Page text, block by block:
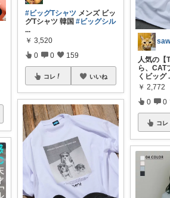
#ビッグTシャツ メンズ ビッ
グTシャツ 韓国#ビッグシル
...
￥ 3,520
0 0 159
コレ いいね
人気の【
ら、CAT
くビッグ
￥ 2,772
0 0
コレ